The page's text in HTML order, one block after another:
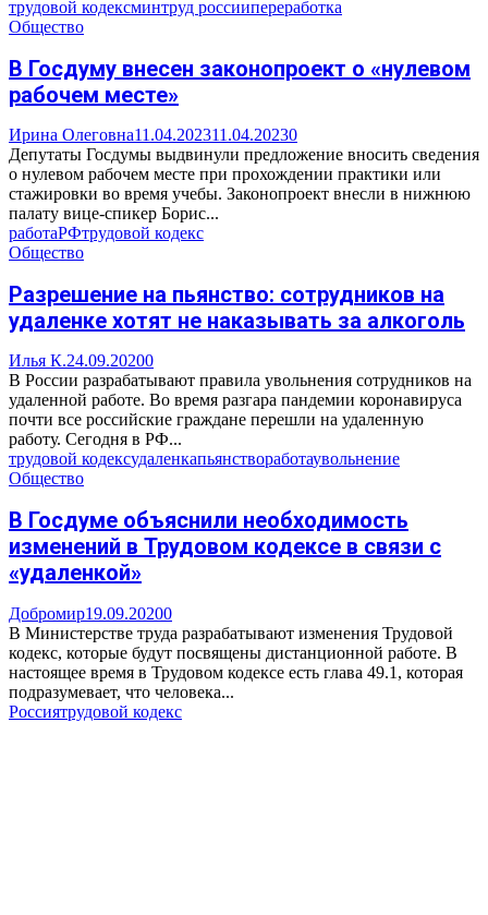
трудовой кодексминтруд россиипереработка
Общество
В Госдуму внесен законопроект о «нулевом
рабочем месте»
Ирина Олеговна11.04.202311.04.20230
Депутаты Госдумы выдвинули предложение вносить сведения
о нулевом рабочем месте при прохождении практики или
стажировки во время учебы. Законопроект внесли в нижнюю
палату вице-спикер Борис...
работаРФтрудовой кодекс
Общество
Разрешение на пьянство: сотрудников на
удаленке хотят не наказывать за алкоголь
Илья К.24.09.20200
В России разрабатывают правила увольнения сотрудников на
удаленной работе. Во время разгара пандемии коронавируса
почти все российские граждане перешли на удаленную
работу. Сегодня в РФ...
трудовой кодексудаленкапьянствоработаувольнение
Общество
В Госдуме объяснили необходимость
изменений в Трудовом кодексе в связи с
«удаленкой»
Добромир19.09.20200
В Министерстве труда разрабатывают изменения Трудовой
кодекс, которые будут посвящены дистанционной работе. В
настоящее время в Трудовом кодексе есть глава 49.1, которая
подразумевает, что человека...
Россиятрудовой кодекс